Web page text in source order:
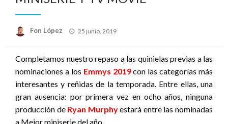
Fon López
Publicado
25 junio, 2019
Completamos nuestro repaso a las quinielas previas a las
nominaciones a los Emmys 2019con las categorías más
interesantes y reñidas de la temporada. Entre ellas, una
gran ausencia: por primera vez en ocho años, ninguna
producción de Ryan Murphyestará entre las nominadas
a Mejor miniserie del año.